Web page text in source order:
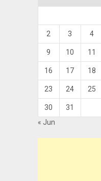
2 3 4
9 10 11
16 17 18
23 24 25
30
31
« Jun